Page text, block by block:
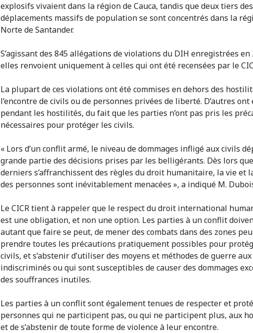
explosifs vivaient dans la région de Cauca, tandis que deux tiers des
déplacements massifs de population se sont concentrés dans la
Norte de Santander.
S’agissant des 845 allégations de violations du DIH enregistrées en
elles renvoient uniquement à celles qui ont été recensées par le
La plupart de ces violations ont été commises en dehors des
l’encontre de civils ou de personnes privées de liberté. D’autres
pendant les hostilités, du fait que les parties n’ont pas pris les
nécessaires pour protéger les civils.
« Lors d’un conflit armé, le niveau de dommages infligé aux civils
grande partie des décisions prises par les belligérants. Dès lors
derniers s’affranchissent des règles du droit humanitaire, la vie et
des personnes sont inévitablement menacées », a indiqué M.
Le CICR tient à rappeler que le respect du droit international
est une obligation, et non une option. Les parties à un conflit
autant que faire se peut, de mener des combats dans des zones
prendre toutes les précautions pratiquement possibles pour
civils, et s’abstenir d’utiliser des moyens et méthodes de guerre
indiscriminés ou qui sont susceptibles de causer des dommages
des souffrances inutiles.
Les parties à un conflit sont également tenues de respecter et
personnes qui ne participent pas, ou qui ne participent plus, aux
et de s’abstenir de toute forme de violence à leur encontre.